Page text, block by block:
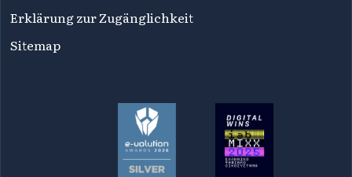
Erklärung zur Zugänglichkeit
Sitemap